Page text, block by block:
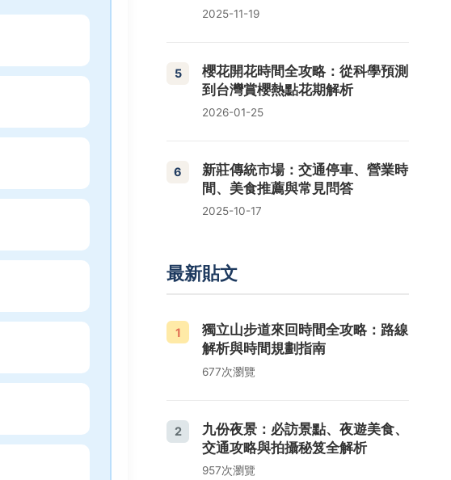
2025-11-19
5
櫻花開花時間全攻略：從科學預測
到台灣賞櫻熱點花期解析
2026-01-25
6
新莊傳統市場：交通停車、營業時
間、美食推薦與常見問答
2025-10-17
最新貼文
1
獨立山步道來回時間全攻略：路線
解析與時間規劃指南
677次瀏覽
2
九份夜景：必訪景點、夜遊美食、
交通攻略與拍攝秘笈全解析
957次瀏覽